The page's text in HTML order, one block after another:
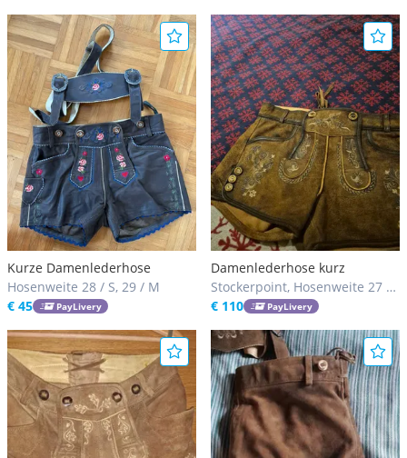
Kurze Damenlederhose
Hosenweite 28 / S, 29 / M
€ 45
PayLivery
Damenlederhose kurz
Stockerpoint, Hosenweite 27 /
S
€ 110 PayLivery